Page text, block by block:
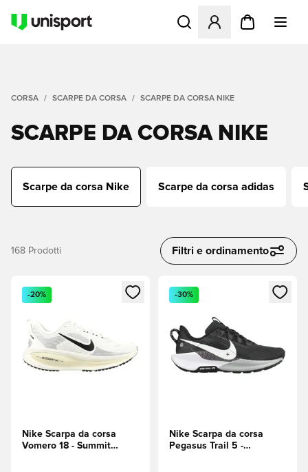
Apre una finestra modale
CORSA SCARPE DA CORSA SCARPE DA CORSA NIKE
SCARPE DA CORSA NIKE
Scarpe da corsa Nike Scarpe da corsa adidas
168 Prodotti Filtri e ordinamento
Apre una finestra modale per accedere o registrarsi come
-20%
Nike Scarpa da corsa
Vomero 18 - Summit
Apre una finestra modale
-30%
Nike Scarpa da corsa
Pegasus Trail 5 -